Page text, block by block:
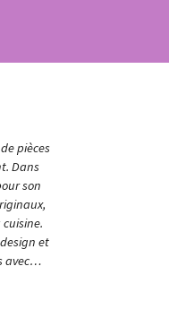
pièces
Dans
son
et
avec…